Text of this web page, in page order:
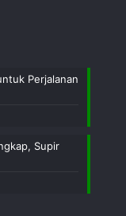
Perjalanan
Supir